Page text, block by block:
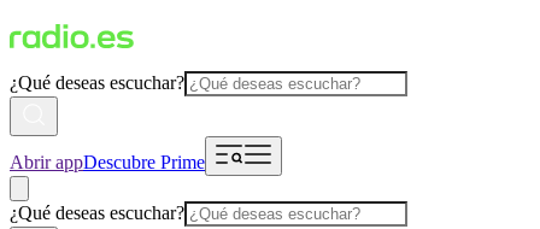
¿Qué deseas escuchar?
Abrir appDescubre Prime
¿Qué deseas escuchar?